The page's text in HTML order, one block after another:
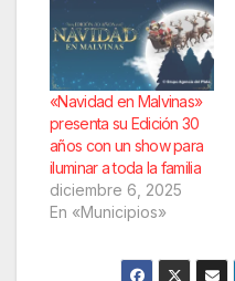
«Navidad en Malvinas»
presenta su Edición 30
años con un show para
iluminar a toda la familia
diciembre 6, 2025
En «Municipios»